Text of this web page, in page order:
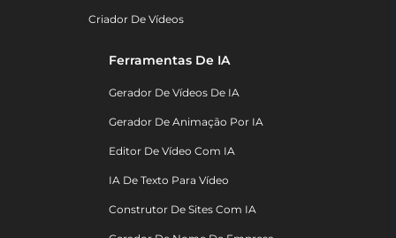
Criador De Vídeos
Ferramentas De IA
Gerador De Vídeos De IA
Gerador De Animação Por IA
Editor De Vídeo Com IA
IA De Texto Para Vídeo
Construtor De Sites Com IA